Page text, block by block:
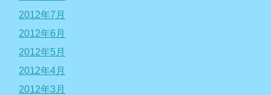
2012年7月
2012年6月
2012年5月
2012年4月
2012年3月